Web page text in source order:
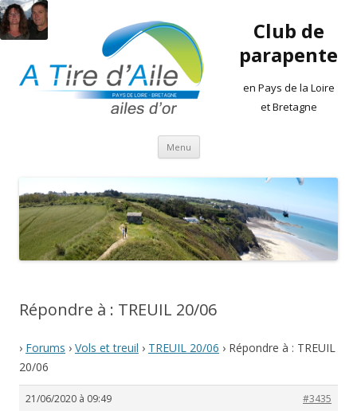
Club de
parapente
en Pays de la Loire
et Bretagne
Menu Aller
contenu
Répondre à : TREUIL 20/06
› Forums › Vols et treuil › TREUIL 20/06 › Répondre à : TREUIL
20/06
21/06/2020 à 09:49
#3435